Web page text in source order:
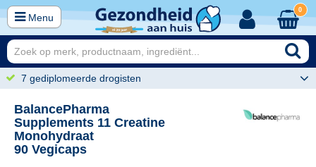
Menu
0
7 gediplomeerde drogisten
BalancePharma
Supplements 11 Creatine
Monohydraat
90 Vegicaps